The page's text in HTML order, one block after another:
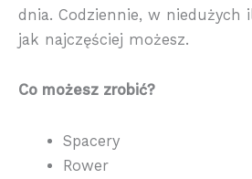
dnia. Codziennie, w niedużych
jak najczęściej możesz.
Co możesz zrobić?
Spacery
Rower